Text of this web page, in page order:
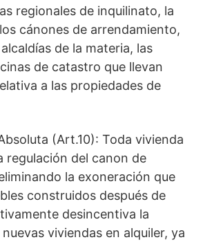
regionales de inquilinato, la
cánones de arrendamiento,
de la materia, las
de catastro que llevan
a las propiedades de
(Art.10): Toda vivienda
regulación del canon de
la exoneración que
construidos después de
desincentiva la
viviendas en alquiler, ya